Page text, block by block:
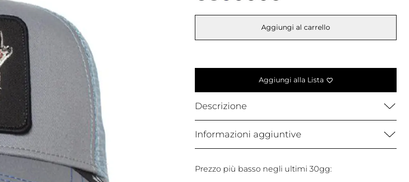
era: è:
Aggiungi al carrello
Aggiungi alla Lista
Descrizione
Informazioni aggiuntive
Prezzo più basso negli ultimi 30gg: